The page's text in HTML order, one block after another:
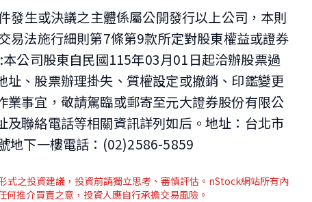
發生或決議之主體係屬公開發行以上公司，本則
易法施行細則第7條第9款所定對股東權益或證券
公司股東自民國115年03月01日起洽辦股票過
址、股票辦理掛失、質權設定或撤銷、印鑑變更
業事宜，敬請駕臨或郵寄至元大證券股份有限公
及聯絡電話等相關資訊詳列如后。地址：台北市
地下一樓電話：(02)2586-5859
式之投資建議，投資前請獨立思考、審慎評估。nStock網站所有內
何推介買賣之意，投資人應自行承擔交易風險。